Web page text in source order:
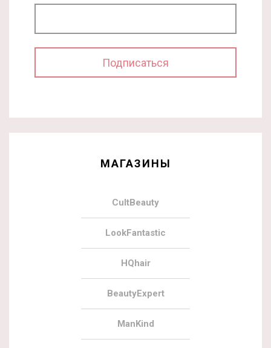
МАГАЗИНЫ
CultBeauty
LookFantastic
HQhair
BeautyExpert
ManKind